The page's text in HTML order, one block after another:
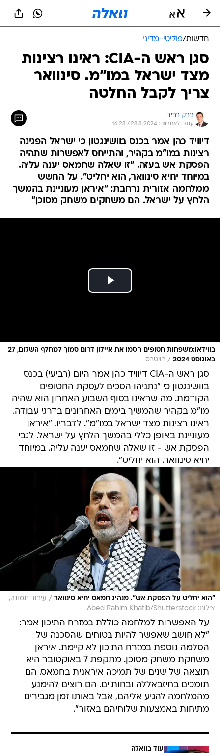
חדשות/פוליטי-מדיני
סגן ראש ה-CIA: ראינו רצינות
מצד ישראל במו"מ. סינוואר
צריך לקבל החלטה
ברק רביד
עודכן לאחרונה: 28.8.2024 / 16:28
דיוויד כהן אמר בכנס בוושינגטון כי ישראל הפגינה
רצינות במו"מ בקהיר, והתייחס לאפשרות שתהיה
הפסקת אש בעזה. "זו שאלה שחמאס יענה עליה.
במיוחד יחיא סינוואר, הוא יחליט". על החשש
ממלחמה אזורית נרחבת: "איראן מעוניינת בהמשך
הלחץ על ישראל. הם משחקים משחק מסוכן"
בווידאו:משפחות חטופים חסמו את איילון דרום סמוך למחלף השלום, 27
באוגוסט 2024
/ רויטרס
סגן ראש ה-CIA דיוויד כהן אמר היום (רביעי) בכנס
בוושינגטון כי "נתניהו הסכים לעסקת החטופים
הקודמת. מה שראינו בסוף השבוע האחרון הוא שהיה
מו"מ בקהיר שהמשיך בימים האחרונים בדרגי עבודה.
ראינו רצינות מצד ישראל במו"מ". לדבריו, "איראן
מעוניינת באופן כללי בהמשך הלחץ על ישראל. לגבי
הפסקת אש - זו שאלה שחמאס יענה עליה. במיוחד
יחיא סינוואר. הוא יחליט".
"הוא יחליט על הפסקת אש". מנהיג חמאס יחיא סינוואר / עיבוד תמונה,
צילום: Abed Rahim Khatib/Shutterstock
על האפשרות למלחמה כוללת במזרח התיכון אמר:
"לא חושב שאפשר להיות בטוחים שהסכנה של
הסלמה נוספת במזרח התיכון לא קיימת. איראן
משחקת משחק מסוכן. מתקפת 7 באוקטובר היא
תוצאה של שנים של תמיכה איראנית בחמאס. הם
תומכים בחיזבאללה ובחות'ים. הם רוצים להימנע
מהמלחמה להגיע אליהם, אבל באותו זמן מגבירים
מתיחות באמצעות שלוחיהם באזור".
עוד בוואלה